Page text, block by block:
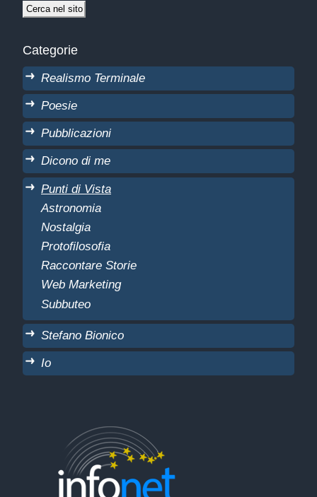
Categorie
Realismo Terminale
Poesie
Pubblicazioni
Dicono di me
Punti di Vista
Astronomia
Nostalgia
Protofilosofia
Raccontare Storie
Web Marketing
Subbuteo
Stefano Bionico
Io